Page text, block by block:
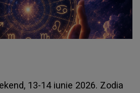
13-14 iunie 2026. Zodia